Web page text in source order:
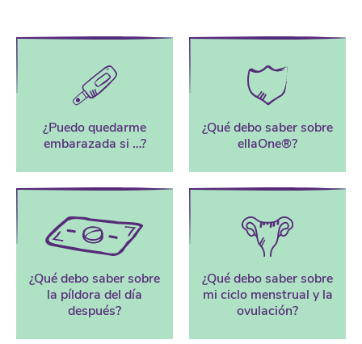
¿Puedo quedarme
embarazada si …?
¿Qué debo saber sobre
ellaOne®?
¿Qué debo saber sobre
la píldora del día
después?
¿Qué debo saber sobre
mi ciclo menstrual y la
ovulación?